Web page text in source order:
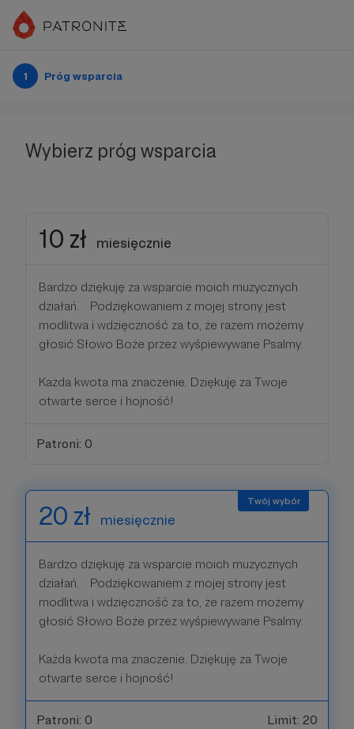
1 Próg wsparcia
Wybierz próg wsparcia
10 zł miesięcznie
Bardzo dziękuję za wsparcie moich muzycznych
działań. Podziękowaniem z mojej strony jest
modlitwa i wdzięczność za to, że razem możemy
głosić Słowo Boże przez wyśpiewywane Psalmy.
Każda kwota ma znaczenie. Dziękuję za Twoje
otwarte serce i hojność!
Patroni: 0
20 zł miesięcznie
Bardzo dziękuję za wsparcie moich muzycznych
działań. Podziękowaniem z mojej strony jest
modlitwa i wdzięczność za to, że razem możemy
głosić Słowo Boże przez wyśpiewywane Psalmy.
Każda kwota ma znaczenie. Dziękuję za Twoje
otwarte serce i hojność!
Patroni: 0 Limit: 20